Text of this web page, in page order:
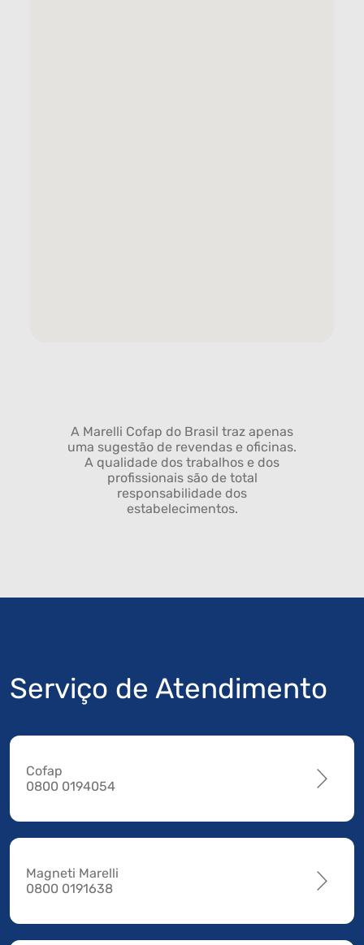
A Marelli Cofap do Brasil traz apenas
uma sugestão de revendas e oficinas.
A qualidade dos trabalhos e dos
profissionais são de total
responsabilidade dos
estabelecimentos.
Serviço de Atendimento
Cofap
0800 0194054
Magneti Marelli
0800 0191638